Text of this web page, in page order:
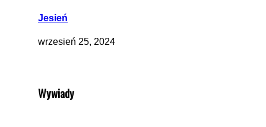
Jesień
wrzesień 25, 2024
Wywiady